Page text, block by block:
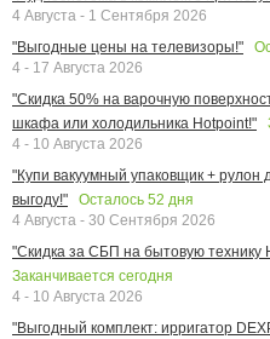
4 Августа - 1 Сентября 2026
"Выгодные цены на телевизоры!"
4 - 17 Августа 2026
"Скидка 50% на варочную
шкафа или холодильника Hotpoint!"
4 - 10 Августа 2026
"Купи вакуумный упаковщик + рулон
выгоду!"
Осталось 52 дня
4 Августа - 30 Сентября 2026
"Скидка за СБП на бытовую технику
Заканчивается сегодня
4 - 10 Августа 2026
"Выгодный комплект: ирригатор